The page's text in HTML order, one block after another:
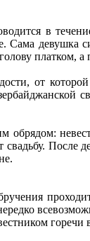
в
Сама девушка
платком, а
от
обрядом:
свадьбу.